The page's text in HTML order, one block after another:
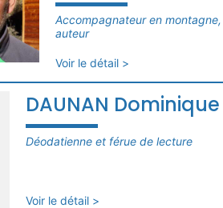
Accompagnateur en montagne,
auteur
Voir le détail >
DAUNAN Dominique
Déodatienne et férue de lecture
Voir le détail >